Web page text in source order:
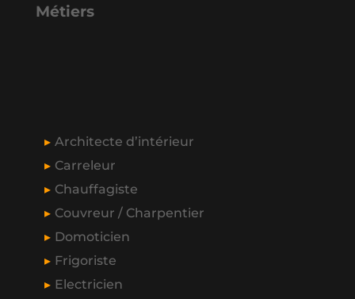
Métiers
Architecte d’intérieur
Carreleur
Chauffagiste
Couvreur / Charpentier
Domoticien
Frigoriste
Electricien